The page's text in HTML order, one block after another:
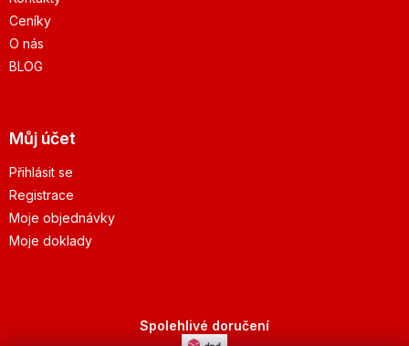
Ceníky
O nás
BLOG
Můj účet
Přihlásit se
Registrace
Moje objednávky
Moje doklady
Spolehlivé doručení